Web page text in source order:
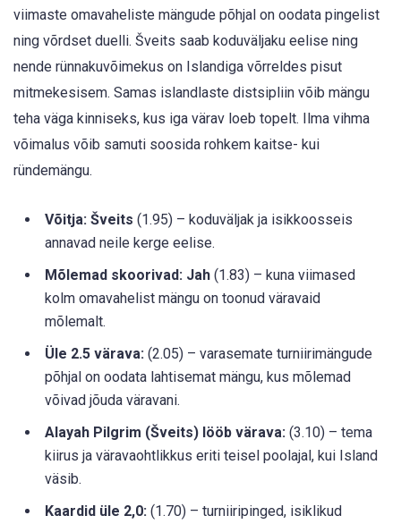
viimaste omavaheliste mängude põhjal on oodata pingelist
ning võrdset duelli. Šveits saab koduväljaku eelise ning
nende rünnakuvõimekus on Islandiga võrreldes pisut
mitmekesisem. Samas islandlaste distsipliin võib mängu
teha väga kinniseks, kus iga värav loeb topelt. Ilma vihma
võimalus võib samuti soosida rohkem kaitse- kui
ründemängu.
Võitja: Šveits (1.95) – koduväljak ja isikkoosseis
annavad neile kerge eelise.
Mõlemad skoorivad: Jah (1.83) – kuna viimased
kolm omavahelist mängu on toonud väravaid
mõlemalt.
Üle 2.5 värava: (2.05) – varasemate turniirimängude
põhjal on oodata lahtisemat mängu, kus mõlemad
võivad jõuda väravani.
Alayah Pilgrim (Šveits) lööb värava: (3.10) – tema
kiirus ja väravaohtlikkus eriti teisel poolajal, kui Island
väsib.
Kaardid üle 2,0: (1.70) – turniiripinged, isiklikud